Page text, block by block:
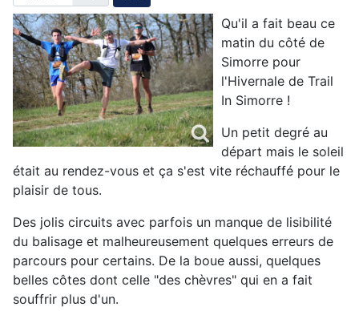
Qu'il a fait beau ce
matin du côté de
Simorre pour
l'Hivernale de Trail
In Simorre !
Un petit degré au
départ mais le soleil
était au rendez-vous et ça s'est vite réchauffé pour le
plaisir de tous.
Des jolis circuits avec parfois un manque de lisibilité
du balisage et malheureusement quelques erreurs de
parcours pour certains. De la boue aussi, quelques
belles côtes dont celle "des chèvres" qui en a fait
souffrir plus d'un.